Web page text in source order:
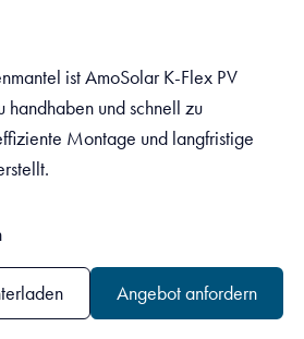
ist AmoSolar K-Flex PV
und schnell zu
Montage und langfristige
Angebot anfordern